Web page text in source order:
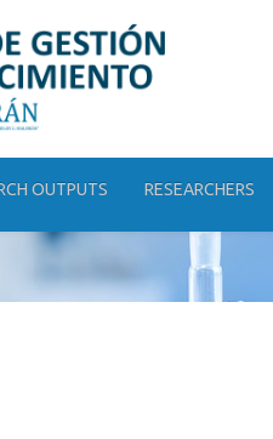
OUTPUTS RESEARCHERS